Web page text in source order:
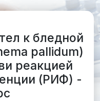
к бледной
pallidum)
реакцией
(РИФ) -